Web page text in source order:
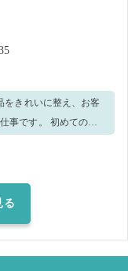
をきれいに整え、お客
事です。 初めての方
お手伝いをしません
る